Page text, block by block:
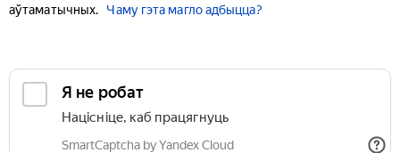
аўтаматычных.
Чаму гэта магло адбыцца?
Я не робат
Націсніце, каб працягнуць
SmartCaptcha by Yandex Cloud